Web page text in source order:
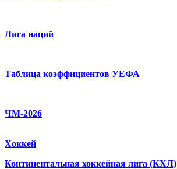
Лига наций
Таблица коэффициентов УЕФА
ЧМ-2026
Хоккей
Континентальная хоккейная лига (КХЛ)